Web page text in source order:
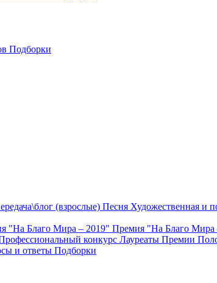
Подборки
(взрослые) Песня Художественная и
"На Благо Мира – 2019" Премия "На Благо Мира
конкурс Лауреаты Премии
и ответы Подборки